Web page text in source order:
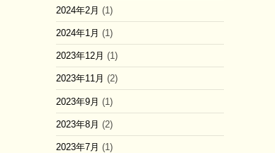
2024年2月 (1)
2024年1月 (1)
2023年12月 (1)
2023年11月 (2)
2023年9月 (1)
2023年8月 (2)
2023年7月 (1)